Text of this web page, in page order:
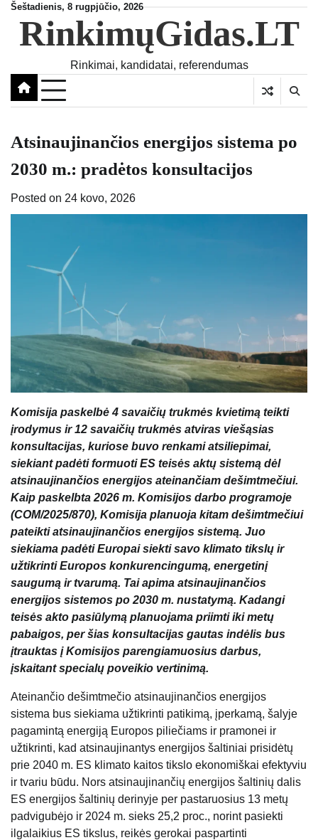
Skip
content
Šeštadienis, 8 rugpjūčio, 2026
RinkimųGidas.LT
Rinkimai, kandidatai, referendumas
Atsinaujinančios energijos sistema po
2030 m.: pradėtos konsultacijos
Posted on 24 kovo, 2026
Komisija paskelbė 4 savaičių trukmės kvietimą teikti
įrodymus ir 12 savaičių trukmės atviras viešąsias
konsultacijas, kuriose buvo renkami atsiliepimai,
siekiant padėti formuoti ES teisės aktų sistemą dėl
atsinaujinančios energijos ateinančiam dešimtmečiui.
Kaip paskelbta 2026 m. Komisijos darbo programoje
(COM/2025/870), Komisija planuoja kitam dešimtmečiui
pateikti atsinaujinančios energijos sistemą. Juo
siekiama padėti Europai siekti savo klimato tikslų ir
užtikrinti Europos konkurencingumą, energetinį
saugumą ir tvarumą. Tai apima atsinaujinančios
energijos sistemos po 2030 m. nustatymą. Kadangi
teisės akto pasiūlymą planuojama priimti iki metų
pabaigos, per šias konsultacijas gautas indėlis bus
įtrauktas į Komisijos parengiamuosius darbus,
įskaitant specialų poveikio vertinimą.
Ateinančio dešimtmečio atsinaujinančios energijos
sistema bus siekiama užtikrinti patikimą, įperkamą, šalyje
pagamintą energiją Europos piliečiams ir pramonei ir
užtikrinti, kad atsinaujinantys energijos šaltiniai prisidėtų
prie 2040 m. ES klimato kaitos tikslo ekonomiškai efektyviu
ir tvariu būdu. Nors atsinaujinančių energijos šaltinių dalis
ES energijos šaltinių derinyje per pastaruosius 13 metų
padvigubėjo ir 2024 m. sieks 25,2 proc., norint pasiekti
ilgalaikius ES tikslus, reikės gerokai paspartinti